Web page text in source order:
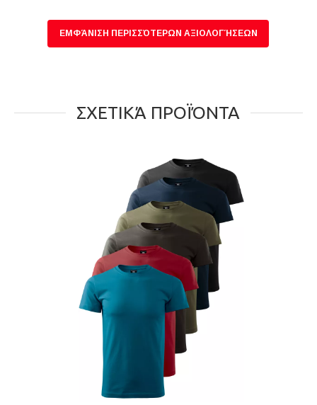
ΕΜΦΆΝΙΣΗ ΠΕΡΙΣΣΌΤΕΡΩΝ ΑΞΙΟΛΟΓΉΣΕΩΝ
ΣΧΕΤΙΚΆ ΠΡΟΪΌΝΤΑ